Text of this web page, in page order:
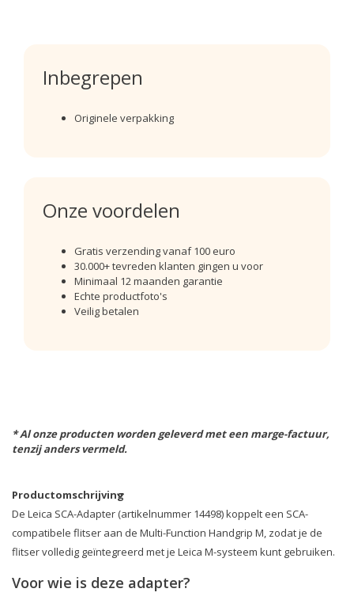
Inbegrepen
Originele verpakking
Onze voordelen
Gratis verzending vanaf 100 euro
30.000+ tevreden klanten gingen u voor
Minimaal 12 maanden garantie
Echte productfoto's
Veilig betalen
* Al onze producten worden geleverd met een marge-factuur,
tenzij anders vermeld.
Productomschrijving
De Leica SCA-Adapter (artikelnummer 14498) koppelt een SCA-
compatibele flitser aan de Multi-Function Handgrip M, zodat je de
flitser volledig geïntegreerd met je Leica M-systeem kunt gebruiken.
Voor wie is deze adapter?